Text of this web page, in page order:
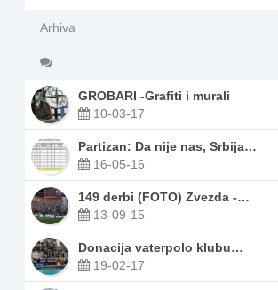
Arhiva
GROBARI -Grafiti i murali
10-03-17
Partizan: Da nije nas, Srbija…
16-05-16
149 derbi (FOTO) Zvezda -…
13-09-15
Donacija vaterpolo klubu…
19-02-17